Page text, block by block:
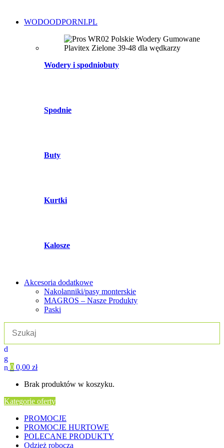
WODOODPORNI.PL
Wodery i spodniobuty
Spodnie
Buty
Kurtki
Kalosze
Akcesoria dodatkowe
Nakolanniki/pasy monterskie
MAGROS – Nasze Produkty
Paski
0 0,00 zł
Brak produktów w koszyku.
Kategorie oferty
PROMOCJE
PROMOCJE HURTOWE
POLECANE PRODUKTY
Odzież robocza